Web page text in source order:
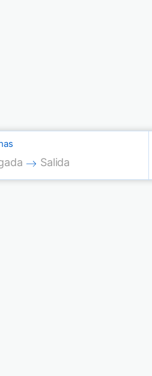
the down arrow key to
Press the down
Salida